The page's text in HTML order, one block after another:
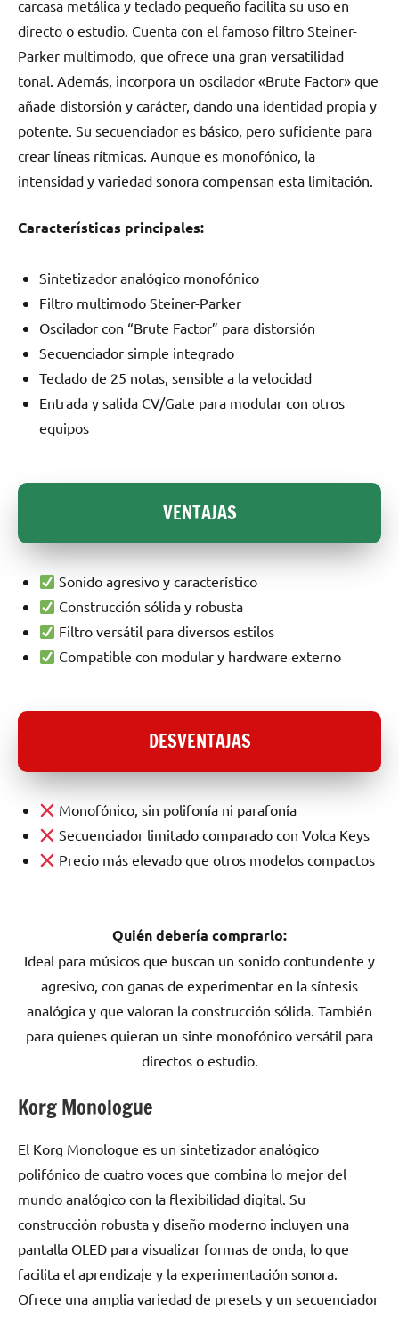
carcasa metálica y teclado pequeño facilita su uso en
directo o estudio. Cuenta con el famoso filtro Steiner-
Parker multimodo, que ofrece una gran versatilidad
tonal. Además, incorpora un oscilador «Brute Factor» que
añade distorsión y carácter, dando una identidad propia y
potente. Su secuenciador es básico, pero suficiente para
crear líneas rítmicas. Aunque es monofónico, la
intensidad y variedad sonora compensan esta limitación.
Características principales:
Sintetizador analógico monofónico
Filtro multimodo Steiner-Parker
Oscilador con “Brute Factor” para distorsión
Secuenciador simple integrado
Teclado de 25 notas, sensible a la velocidad
Entrada y salida CV/Gate para modular con otros
equipos
VENTAJAS
Sonido agresivo y característico
Construcción sólida y robusta
Filtro versátil para diversos estilos
Compatible con modular y hardware externo
DESVENTAJAS
Monofónico, sin polifonía ni parafonía
Secuenciador limitado comparado con Volca Keys
Precio más elevado que otros modelos compactos
Quién debería comprarlo:
Ideal para músicos que buscan un sonido contundente y
agresivo, con ganas de experimentar en la síntesis
analógica y que valoran la construcción sólida. También
para quienes quieran un sinte monofónico versátil para
directos o estudio.
Korg Monologue
El Korg Monologue es un sintetizador analógico
polifónico de cuatro voces que combina lo mejor del
mundo analógico con la flexibilidad digital. Su
construcción robusta y diseño moderno incluyen una
pantalla OLED para visualizar formas de onda, lo que
facilita el aprendizaje y la experimentación sonora.
Ofrece una amplia variedad de presets y un secuenciador